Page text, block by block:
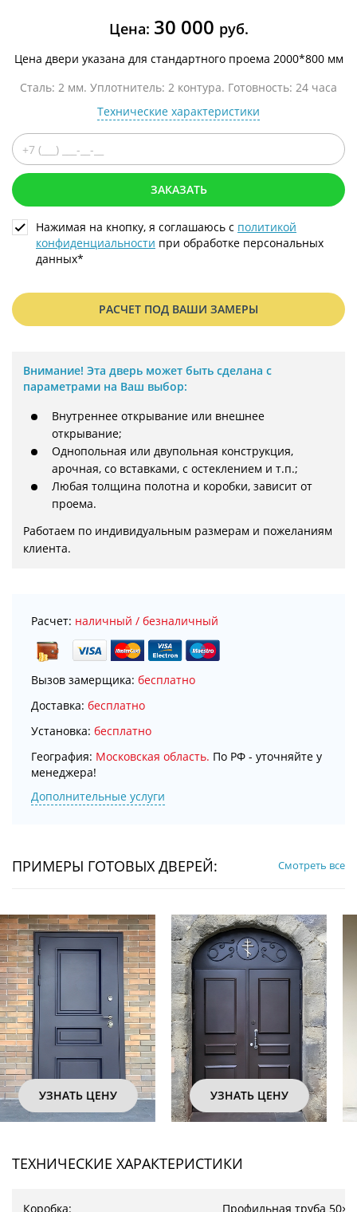
Цена: 30 000 руб.
Цена двери указана для стандартного проема 2000*800 мм
Сталь: 2 мм. Уплотнитель: 2 контура. Готовность: 24 часа
Технические характеристики
ЗАКАЗАТЬ
Нажимая на кнопку, я соглашаюсь с политикой
конфиденциальности при обработке персональных
данных*
РАСЧЕТ ПОД ВАШИ ЗАМЕРЫ
Внимание! Эта дверь может быть сделана с
параметрами на Ваш выбор:
Внутреннее открывание или внешнее
открывание;
Однопольная или двупольная конструкция,
арочная, со вставками, с остеклением и т.п.;
Любая толщина полотна и коробки, зависит от
проема.
Работаем по индивидуальным размерам и пожеланиям
клиента.
Расчет: наличный / безналичный
Вызов замерщика: бесплатно
Доставка: бесплатно
Установка: бесплатно
География: Московская область. По РФ - уточняйте у
менеджера!
Дополнительные услуги
ПРИМЕРЫ ГОТОВЫХ ДВЕРЕЙ: Смотреть все
УЗНАТЬ ЦЕНУ УЗНАТЬ ЦЕНУ
ТЕХНИЧЕСКИЕ ХАРАКТЕРИСТИКИ
Коробка: Профильная труба